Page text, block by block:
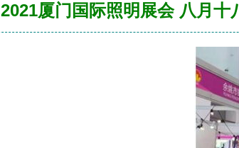
2021厦门国际照明展会 八月